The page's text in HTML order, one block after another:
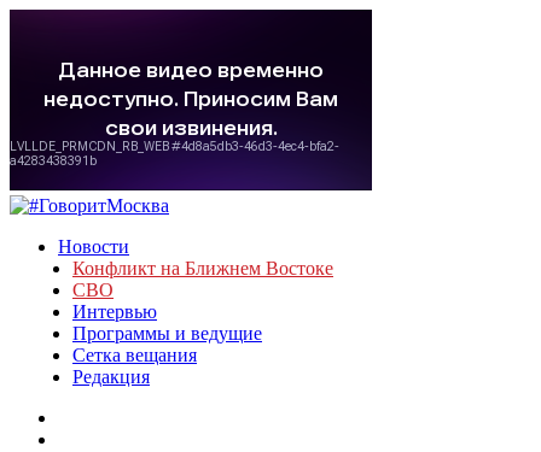
Новости
Конфликт на Ближнем Востоке
СВО
Интервью
Программы и ведущие
Сетка вещания
Редакция